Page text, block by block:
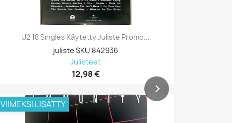
U2 18 Singles Käytetty Juliste Promo...
juliste SKU 842936
Julisteet
12,98 €
VIIMEKSI LISÄTTY